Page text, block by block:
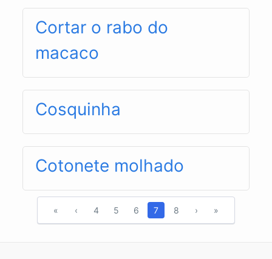
Cortar o rabo do
macaco
Cosquinha
Cotonete molhado
« ‹ 4 5 6 7 8 › »